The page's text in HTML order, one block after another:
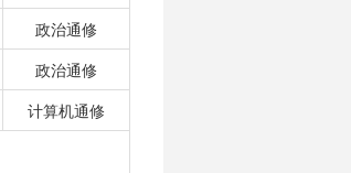
政治通修
政治通修
计算机通修